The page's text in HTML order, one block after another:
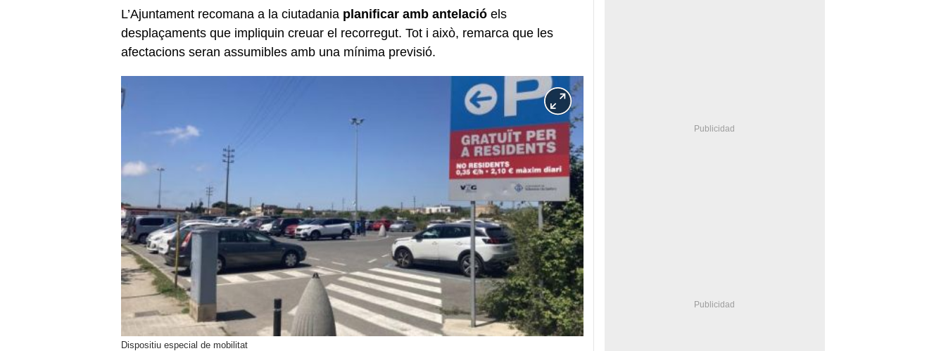
L’Ajuntament recomana a la ciutadania planificar amb antelació els
desplaçaments que impliquin creuar el recorregut. Tot i això, remarca que les
afectacions seran assumibles amb una mínima previsió.
Dispositiu especial de mobilitat